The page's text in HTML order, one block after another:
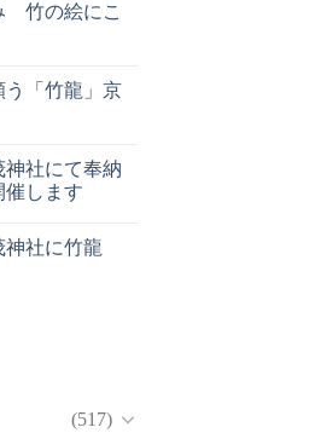
竹の絵にこ
う「竹龍」京
神社にて奉納
催します
神社に竹龍
(517)